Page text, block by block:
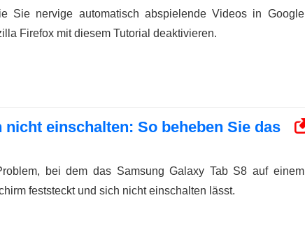
Sie nervige automatisch abspielende Videos in Google
Firefox mit diesem Tutorial deaktivieren.
nicht einschalten: So beheben Sie das
bei dem das Samsung Galaxy Tab S8 auf einem
feststeckt und sich nicht einschalten lässt.